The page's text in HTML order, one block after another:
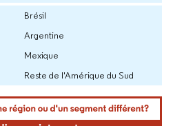
Brésil
Argentine
Mexique
Reste de l'Amérique du Sud